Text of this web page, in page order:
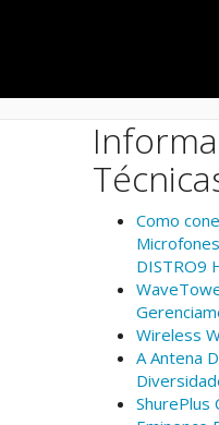
Como
DISTRO9
Wireless
A Antena
ShurePlus